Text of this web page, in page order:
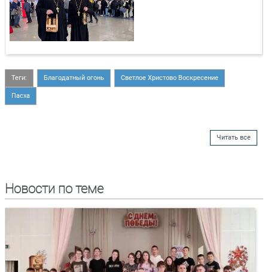
Теги: Благодатный огонь Светлое Христово Воскресение
Пасха
Читать все
Новости по теме